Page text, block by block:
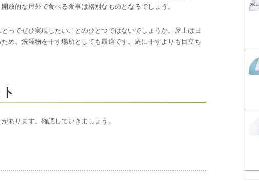
放的な屋外で食べる食事は格別なものとなるでしょう。
ってぜひ実現したいことのひとつではないでしょうか。屋上は日
め、洗濯物を干す場所としても最適です。庭に干すよりも目立ち
あります。確認していきましょう。